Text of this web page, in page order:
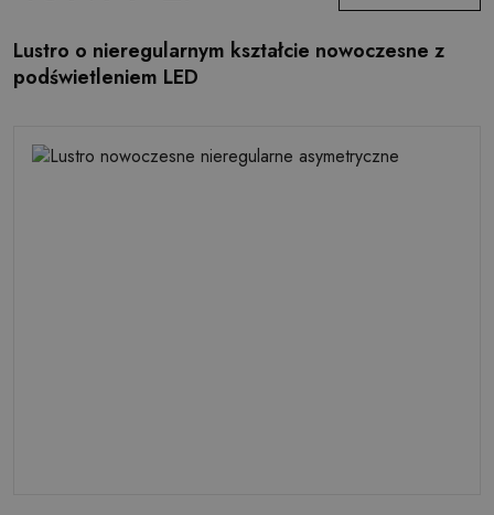
Lustro o nieregularnym kształcie nowoczesne z
podświetleniem LED